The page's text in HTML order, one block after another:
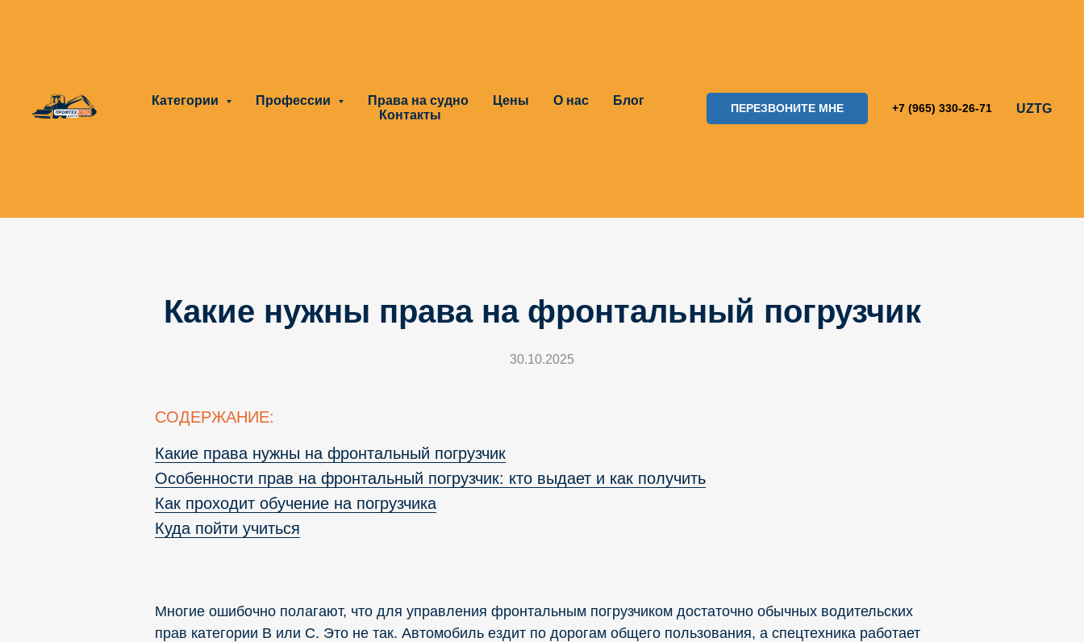
Категории Профессии Права на судно Цены О нас
Блог
Контакты
ПЕРЕЗВОНИТЕ МНЕ +7 (965) 330-26-71 UZTG
Какие нужны права на фронтальный погрузчик
30.10.2025
СОДЕРЖАНИЕ:
Какие права нужны на фронтальный погрузчик
Особенности прав на фронтальный погрузчик: кто выдает и как получить
Как проходит обучение на погрузчика
Куда пойти учиться
Многие ошибочно полагают, что для управления фронтальным погрузчиком достаточно обычных водительских
прав категории B или C. Это не так. Автомобиль ездит по дорогам общего пользования, а спецтехника работает